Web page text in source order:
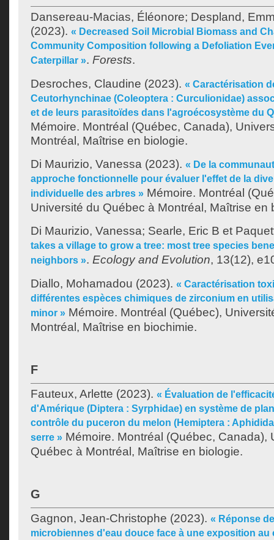
Dansereau-Macias, Éléonore; Despland,
(2023). « Decreased Soil Microbial Biomass and
Community Composition following a Defoliation
Caterpillar ». Forests.
Desroches, Claudine (2023). « Caractérisation
Ceutorhynchinae (Coleoptera : Curculionidae)
et de leurs parasitoïdes dans l'agroécosystème du
Mémoire. Montréal (Québec, Canada),
Montréal, Maîtrise en biologie.
Di Maurizio, Vanessa (2023). « De la
approche fonctionnelle pour évaluer l'effet de la
individuelle des arbres » Mémoire. Montréal
Université du Québec à Montréal, Maîtrise en
Di Maurizio, Vanessa; Searle, Eric B et
takes a village to grow a tree: most tree species
neighbors ». Ecology and Evolution, 13(12),
Diallo, Mohamadou (2023). « Caractérisation
différentes espèces chimiques de zirconium en
minor » Mémoire. Montréal (Québec),
Montréal, Maîtrise en biochimie.
F
Fauteux, Arlette (2023). « Évaluation de
d'Amérique (Diptera : Syrphidae) en système de
contrôle du puceron du melon (Hemiptera :
serre » Mémoire. Montréal (Québec, Canada),
Québec à Montréal, Maîtrise en biologie.
G
Gagnon, Jean-Christophe (2023). « Réponse
microbiennes d'eau douce face à une exposition au